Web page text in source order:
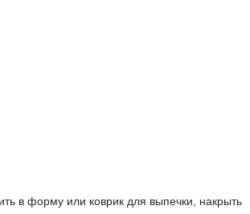
в форму или коврик для выпечки, накрыть